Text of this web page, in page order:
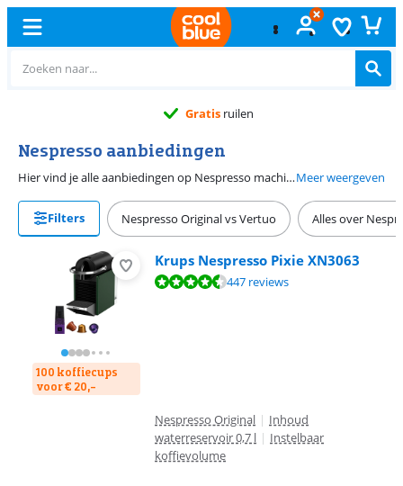
Gratis ruilen
Nespresso aanbiedingen
Hier vind je alle aanbiedingen op Nespresso machines. Kies de Nespresso machine die het beste bij jou past. Je kan kiezen uit Nespresso machines waarmee je zwarte koffie maakt of koffie met melk.Meer weergeven
Filters Nespresso Original vs Vertuo Alles over
100 koffiecups
voor € 20,-
Krups Nespresso Pixie XN3063
Beoordeling is 8,6 van de 10, gebaseerd op 447 reviews.
447 reviews
Nespresso Original | Inhoud
waterreservoir 0,7 l | Instelbaar
koffievolume